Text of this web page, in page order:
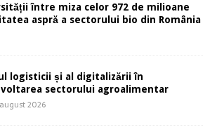
între miza celor 972 de milioane
aspră a sectorului bio din România
logisticii și al digitalizării în
sectorului agroalimentar
2026